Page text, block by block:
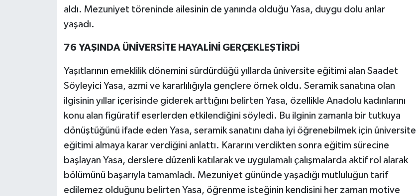
aldı. Mezuniyet töreninde ailesinin de yanında olduğu Yasa, duygu dolu anlar
yaşadı.
76 YAŞINDA ÜNİVERSİTE HAYALİNİ GERÇEKLEŞTİRDİ
Yaşıtlarının emeklilik dönemini sürdürdüğü yıllarda üniversite eğitimi alan Saadet
Söyleyici Yasa, azmi ve kararlılığıyla gençlere örnek oldu. Seramik sanatına olan
ilgisinin yıllar içerisinde giderek arttığını belirten Yasa, özellikle Anadolu kadınlarını
konu alan figüratif eserlerden etkilendiğini söyledi. Bu ilginin zamanla bir tutkuya
dönüştüğünü ifade eden Yasa, seramik sanatını daha iyi öğrenebilmek için üniversite
eğitimi almaya karar verdiğini anlattı. Kararını verdikten sonra eğitim sürecine
başlayan Yasa, derslere düzenli katılarak ve uygulamalı çalışmalarda aktif rol alarak
bölümünü başarıyla tamamladı. Mezuniyet gününde yaşadığı mutluluğun tarif
edilemez olduğunu belirten Yasa, öğrenme isteğinin kendisini her zaman motive